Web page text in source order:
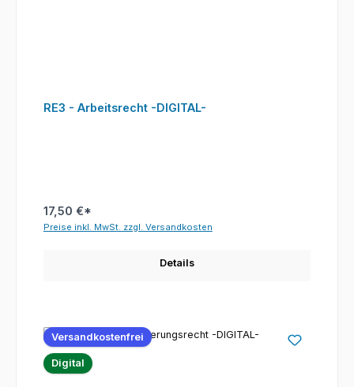
RE3 - Arbeitsrecht -DIGITAL-
17,50 €*
Preise inkl. MwSt. zzgl. Versandkosten
Details
Versandkostenfrei
Digital